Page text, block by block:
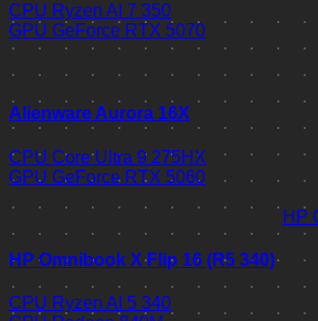
CPU Ryzen AI 7 350
GPU GeForce RTX 5070
Alienware Aurora 16X
CPU Core Ultra 9 275HX
GPU GeForce RTX 5060
HP Omnibook X Flip 16 (R5 340)
CPU Ryzen AI 5 340